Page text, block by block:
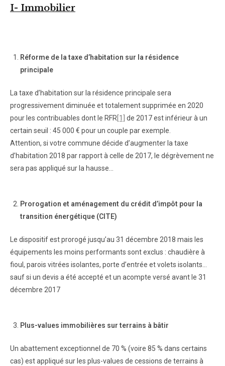
I- Immobilier
Réforme de la taxe d’habitation sur la résidence
principale
La taxe d’habitation sur la résidence principale sera
progressivement diminuée et totalement supprimée en 2020
pour les contribuables dont le RFR [1]
de 2017 est inférieur à un
certain seuil : 45 000 € pour un couple par exemple.
Attention, si votre commune décide d’augmenter la taxe
d’habitation 2018 par rapport à celle de 2017, le dégrèvement ne
sera pas appliqué sur la hausse…
Prorogation et aménagement du crédit d’impôt pour la
transition énergétique (CITE)
Le dispositif est prorogé jusqu’au 31 décembre 2018 mais les
équipements les moins performants sont exclus : chaudière à
fioul, parois vitrées isolantes, porte d’entrée et volets isolants…
sauf si un devis a été accepté et un acompte versé avant le 31
décembre 2017
Plus-values immobilières sur terrains à bâtir
Un abattement exceptionnel de 70 % (voire 85 % dans certains
cas) est appliqué sur les plus-values de cessions de terrains à